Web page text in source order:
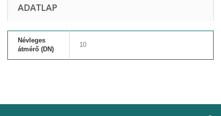
ADATLAP
Névleges
átmérő (DN)
10